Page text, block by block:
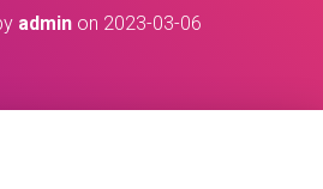
adminon 2023-03-06